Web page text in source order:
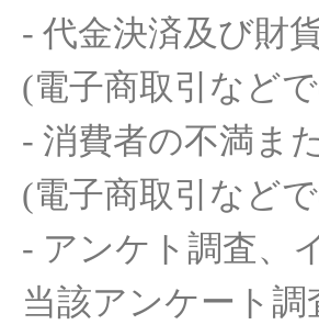
- 代金決済及 び財
(電子商取引など
- 消費者の不満 ま
(電子商取引など
- アンケ ト 調査、
当該アンケー ト 調